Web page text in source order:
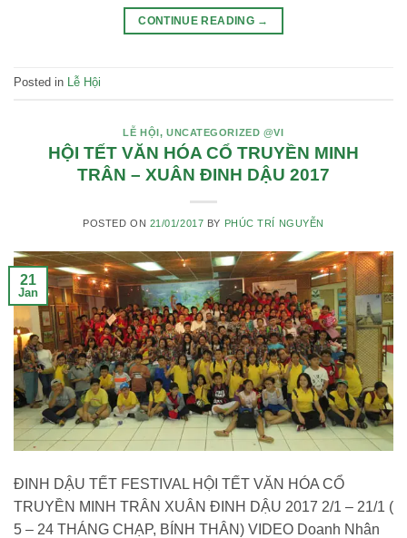
CONTINUE READING →
Posted in Lễ Hội
LỄ HỘI, UNCATEGORIZED @VI
HỘI TẾT VĂN HÓA CỔ TRUYỀN MINH
TRÂN – XUÂN ĐINH DẬU 2017
POSTED ON 21/01/2017 BY PHÚC TRÍ NGUYỄN
21
Jan
ĐINH DẬU TẾT FESTIVAL HỘI TẾT VĂN HÓA CỔ
TRUYỀN MINH TRÂN XUÂN ĐINH DẬU 2017 2/1 – 21/1 (
5 – 24 THÁNG CHẠP, BÍNH THÂN) VIDEO Doanh Nhân